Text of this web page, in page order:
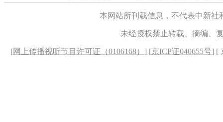
本网站所刊载信息，不代表中新
未经授权禁止转载、摘编、
[网上传播视听节目许可证（0106168） ] [京ICP证040655号] [